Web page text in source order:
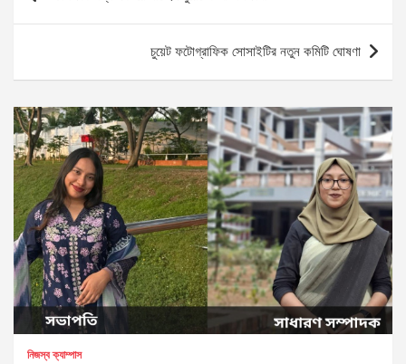
navigation
চুয়েট ফটোগ্রাফিক সোসাইটির নতুন কমিটি ঘোষণা
নিজস্ব ক্যাম্পাস